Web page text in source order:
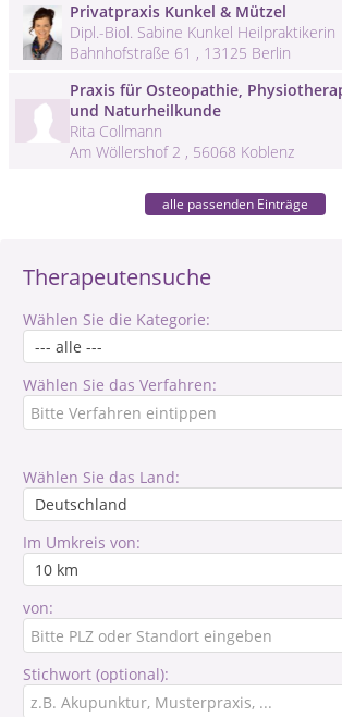
Therapeutensuche
Wählen Sie die Kategorie:
Wählen Sie das Verfahren:
Wählen Sie das Land:
Im Umkreis von:
von:
Stichwort (optional):
Privatpraxis Kunkel & Mützel
Dipl.-Biol. Sabine Kunkel Heilpraktikerin
Bahnhofstraße 61 , 13125 Berlin
Praxis für Osteopathie,
und Naturheilkunde
Rita Collmann
Am Wöllershof 2 , 56068 Koblenz
alle passenden Einträge